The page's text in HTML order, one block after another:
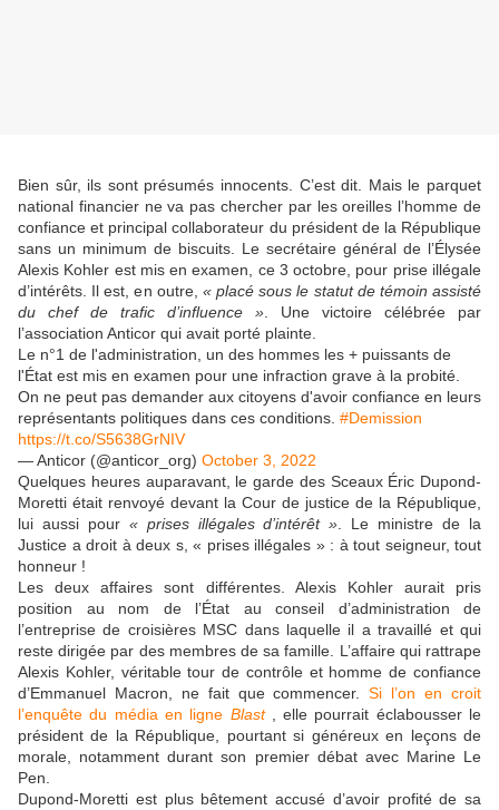
Bien sûr, ils sont présumés innocents. C’est dit. Mais le parquet
national financier ne va pas chercher par les oreilles l’homme de
confiance et principal collaborateur du président de la République
sans un minimum de biscuits. Le secrétaire général de l’Élysée
Alexis Kohler est mis en examen, ce 3 octobre, pour prise illégale
d’intérêts. Il est, en outre, « placé sous le statut de témoin assisté
du chef de trafic d’influence » . Une victoire célébrée par
l’association Anticor qui avait porté plainte.
Le n°1 de l'administration, un des hommes les + puissants de
l'État est mis en examen pour une infraction grave à la probité.
On ne peut pas demander aux citoyens d'avoir confiance en leurs
représentants politiques dans ces conditions. #Demission
https://t.co/S5638GrNIV
— Anticor (@anticor_org) October 3, 2022
Quelques heures auparavant, le garde des Sceaux Éric Dupond-
Moretti était renvoyé devant la Cour de justice de la République,
lui aussi pour « prises illégales d’intérêt » . Le ministre de la
Justice a droit à deux s, « prises illégales » : à tout seigneur, tout
honneur !
Les deux affaires sont différentes. Alexis Kohler aurait pris
position au nom de l’État au conseil d’administration de
l’entreprise de croisières MSC dans laquelle il a travaillé et qui
reste dirigée par des membres de sa famille. L’affaire qui rattrape
Alexis Kohler, véritable tour de contrôle et homme de confiance
d’Emmanuel Macron, ne fait que commencer.Si l’on en croit
l’enquête du média en ligne Blast
, elle pourrait éclabousser le
président de la République, pourtant si généreux en leçons de
morale, notamment durant son premier débat avec Marine Le
Pen.
Dupond-Moretti est plus bêtement accusé d’avoir profité de sa